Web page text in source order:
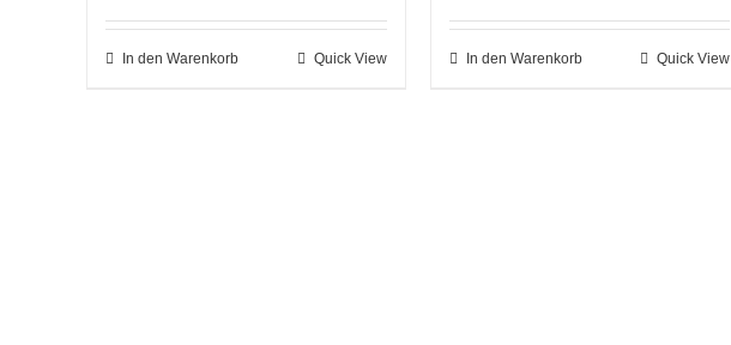
In den Warenkorb Quick View In den Warenkorb Quick View